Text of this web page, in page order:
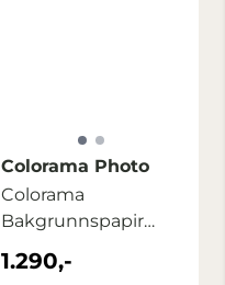
Colorama Photo
Colorama
Bakgrunnspapir
2,72m x 11m Steel
Grey
1.290,-